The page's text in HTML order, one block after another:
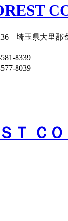
埼玉県大里郡
8339
8039
Ｔ ＣＯ